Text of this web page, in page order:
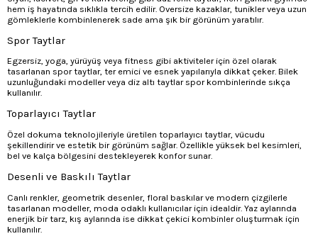
hem iş hayatında sıklıkla tercih edilir. Oversize kazaklar, tunikler veya uzun
gömleklerle kombinlenerek sade ama şık bir görünüm yaratılır.
Spor Taytlar
Egzersiz, yoga, yürüyüş veya fitness gibi aktiviteler için özel olarak
tasarlanan spor taytlar, ter emici ve esnek yapılarıyla dikkat çeker. Bilek
uzunluğundaki modeller veya diz altı taytlar spor kombinlerinde sıkça
kullanılır.
Toparlayıcı Taytlar
Özel dokuma teknolojileriyle üretilen toparlayıcı taytlar, vücudu
şekillendirir ve estetik bir görünüm sağlar. Özellikle yüksek bel kesimleri,
bel ve kalça bölgesini destekleyerek konfor sunar.
Desenli ve Baskılı Taytlar
Canlı renkler, geometrik desenler, floral baskılar ve modern çizgilerle
tasarlanan modeller, moda odaklı kullanıcılar için idealdir. Yaz aylarında
enerjik bir tarz, kış aylarında ise dikkat çekici kombinler oluşturmak için
kullanılır.